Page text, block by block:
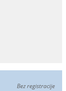
Bez registracije